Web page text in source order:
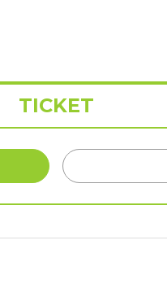
TICKET